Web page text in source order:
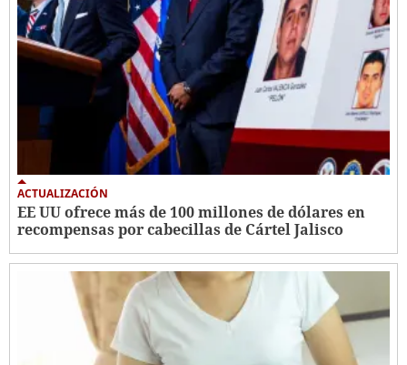
ACTUALIZACIÓN
EE UU ofrece más de 100 millones de dólares en
recompensas por cabecillas de Cártel Jalisco